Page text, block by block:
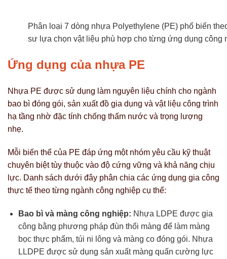
Phân loại 7 dòng nhựa Polyethylene (PE) phổ biến
sư lựa chọn vật liệu phù hợp cho từng ứng dụng công
Ứng dụng của nhựa PE
Nhựa PE được sử dụng làm nguyên liệu chính cho ngành
bao bì đóng gói, sản xuất đồ gia dụng và vật liệu công trình
hạ tầng nhờ đặc tính chống thấm nước và trọng lượng
nhẹ.
Mỗi biến thể của PE đáp ứng một nhóm yêu cầu kỹ thuật
chuyên biệt tùy thuộc vào độ cứng vững và khả năng chịu
lực. Danh sách dưới đây phân chia các ứng dụng gia công
thực tế theo từng ngành công nghiệp cụ thể:
Bao bì và màng công nghiệp: Nhựa LDPE được gia
công bằng phương pháp đùn thổi màng để làm màng
bọc thực phẩm, túi ni lông và màng co đóng gói. Nhựa
LLDPE được sử dụng sản xuất màng quấn cường lực